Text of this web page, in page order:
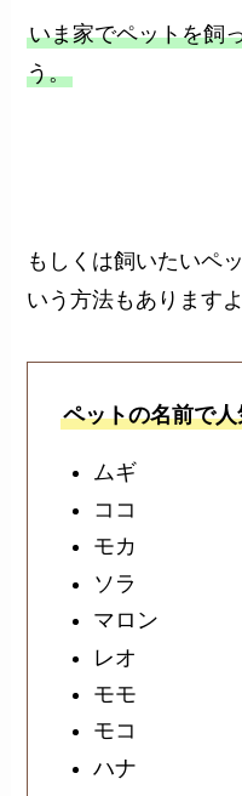
いま家でペットを飼
う。
もしくは飼いたいペ
いう方法もありますよ
ペットの名前で
ムギ
ココ
モカ
ソラ
マロン
レオ
モモ
モコ
ハナ